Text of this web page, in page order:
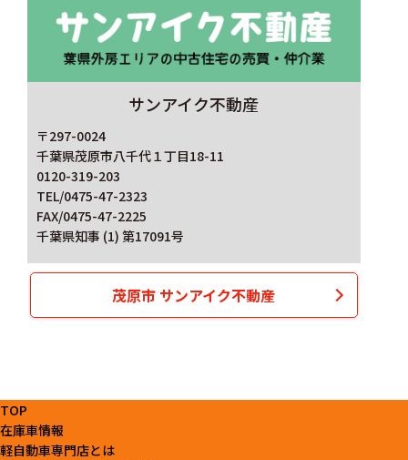
サンアイク不動産
〒297-0024
千葉県茂原市八千代１丁目18-11
0120-319-203
TEL/0475-47-2323
FAX/0475-47-2225
千葉県知事 (1) 第17091号
茂原市 サンアイク不動産
TOP
在庫車情報
軽自動車専門店とは